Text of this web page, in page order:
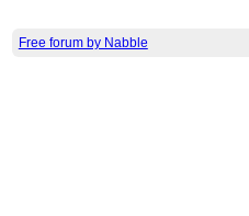
Free forum by Nabble